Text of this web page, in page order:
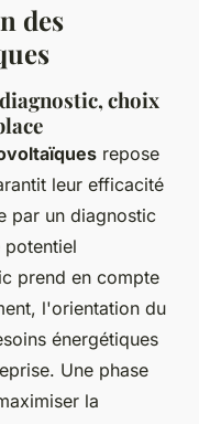
des
choix
repose
leur efficacité
par un diagnostic
potentiel
prend en compte
l'orientation du
énergétiques
Une phase
la